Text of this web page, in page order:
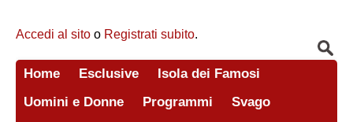
Accedi al sito o Registrati subito.
Home Esclusive
Isola dei Famosi
Uomini e Donne
Programmi
Svago